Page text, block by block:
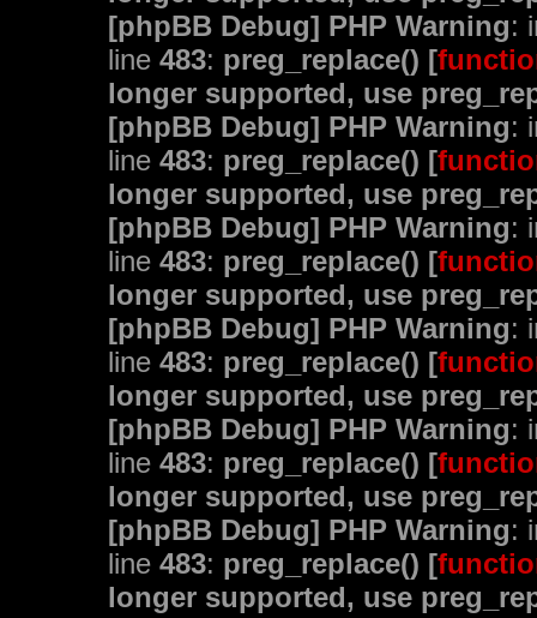
[phpBB Debug] PHP Warning:
line 483: preg_replace() [
longer supported, use
[phpBB Debug] PHP Warning:
line 483: preg_replace() [
longer supported, use
[phpBB Debug] PHP Warning:
line 483: preg_replace() [
longer supported, use
[phpBB Debug] PHP Warning:
line 483: preg_replace() [
longer supported, use
[phpBB Debug] PHP Warning:
line 483: preg_replace() [
longer supported, use
[phpBB Debug] PHP Warning:
line 483: preg_replace() [
longer supported, use